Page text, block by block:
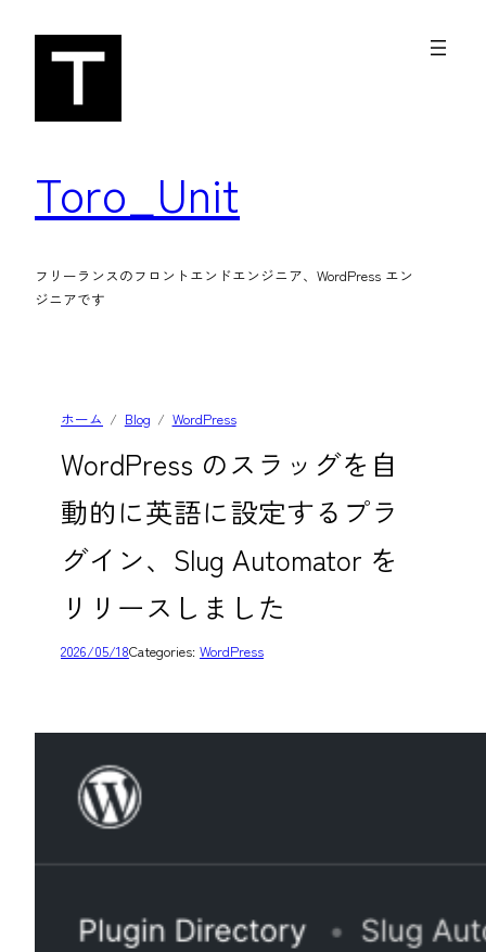
Toro_Unit
フリーランスのフロントエンドエンジニア、WordPress エン
ジニアです
ホーム Blog WordPress
WordPress のスラッグを自
動的に英語に設定するプラ
グイン、Slug Automator を
リリースしました
2026/05/18Categories: WordPress